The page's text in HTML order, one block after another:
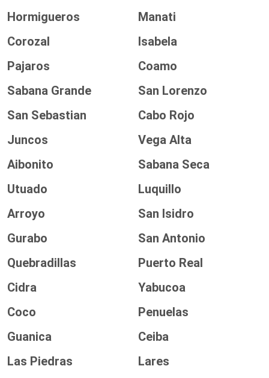
Hormigueros
Manati
Corozal
Isabela
Pajaros
Coamo
Sabana Grande
San Lorenzo
San Sebastian
Cabo Rojo
Juncos
Vega Alta
Aibonito
Sabana Seca
Utuado
Luquillo
Arroyo
San Isidro
Gurabo
San Antonio
Quebradillas
Puerto Real
Cidra
Yabucoa
Coco
Penuelas
Guanica
Ceiba
Las Piedras
Lares